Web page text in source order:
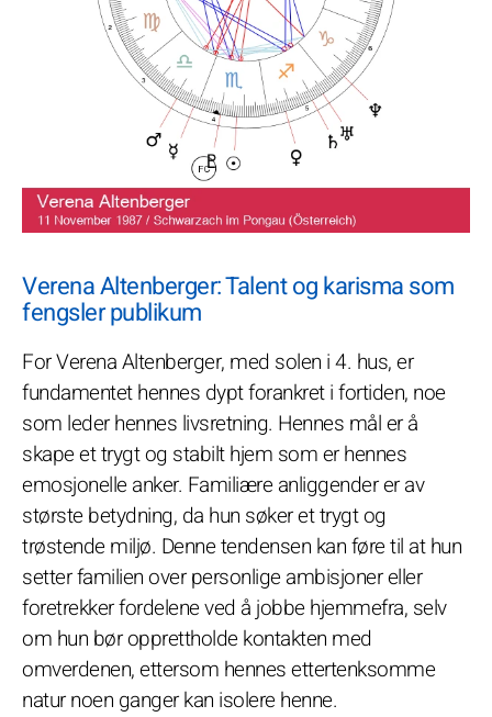
Verena Altenberger: Talent og karisma som
fengsler publikum
For Verena Altenberger, med solen i 4. hus, er
fundamentet hennes dypt forankret i fortiden, noe
som leder hennes livsretning. Hennes mål er å
skape et trygt og stabilt hjem som er hennes
emosjonelle anker. Familiære anliggender er av
største betydning, da hun søker et trygt og
trøstende miljø. Denne tendensen kan føre til at hun
setter familien over personlige ambisjoner eller
foretrekker fordelene ved å jobbe hjemmefra, selv
om hun bør opprettholde kontakten med
omverdenen, ettersom hennes ettertenksomme
natur noen ganger kan isolere henne.